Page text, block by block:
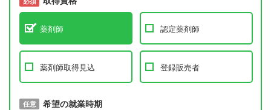
薬剤師 認定薬剤師
薬剤師取得見込 登録販売者
必須 取得予定年
任意 希望の就業時期